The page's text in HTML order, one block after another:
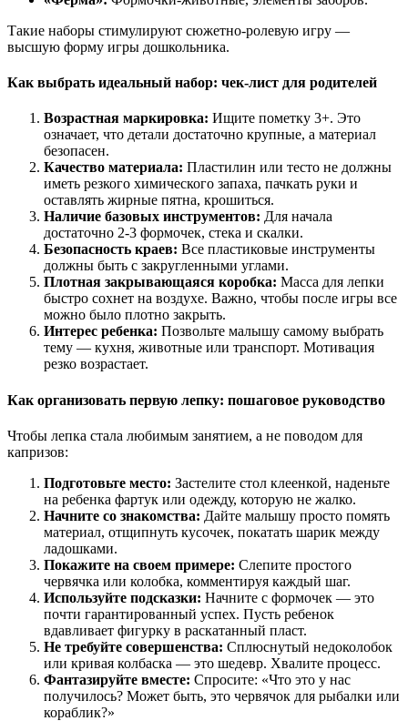
Такие наборы стимулируют сюжетно-ролевую игру —
высшую форму игры дошкольника.
Как выбрать идеальный набор: чек-лист для родителей
Возрастная маркировка: Ищите пометку 3+. Это
означает, что детали достаточно крупные, а материал
безопасен.
Качество материала: Пластилин или тесто не должны
иметь резкого химического запаха, пачкать руки и
оставлять жирные пятна, крошиться.
Наличие базовых инструментов: Для начала
достаточно 2-3 формочек, стека и скалки.
Безопасность краев: Все пластиковые инструменты
должны быть с закругленными углами.
Плотная закрывающаяся коробка: Масса для лепки
быстро сохнет на воздухе. Важно, чтобы после игры все
можно было плотно закрыть.
Интерес ребенка: Позвольте малышу самому выбрать
тему — кухня, животные или транспорт. Мотивация
резко возрастает.
Как организовать первую лепку: пошаговое руководство
Чтобы лепка стала любимым занятием, а не поводом для
капризов:
Подготовьте место: Застелите стол клеенкой, наденьте
на ребенка фартук или одежду, которую не жалко.
Начните со знакомства: Дайте малышу просто помять
материал, отщипнуть кусочек, покатать шарик между
ладошками.
Покажите на своем примере: Слепите простого
червячка или колобка, комментируя каждый шаг.
Используйте подсказки: Начните с формочек — это
почти гарантированный успех. Пусть ребенок
вдавливает фигурку в раскатанный пласт.
Не требуйте совершенства: Сплюснутый недоколобок
или кривая колбаска — это шедевр. Хвалите процесс.
Фантазируйте вместе: Спросите: «Что это у нас
получилось? Может быть, это червячок для рыбалки или
кораблик?»